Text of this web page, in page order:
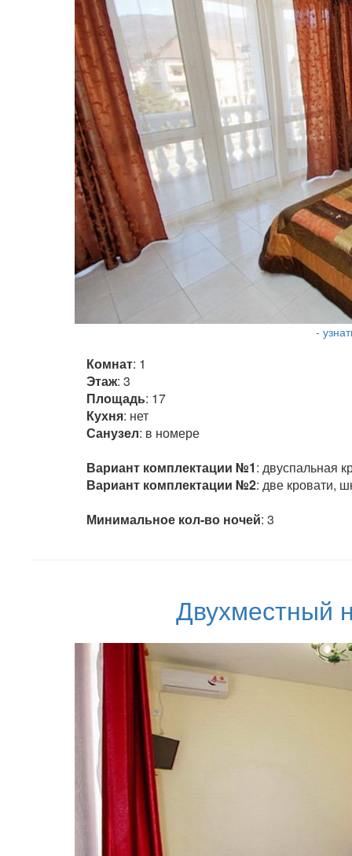
-
Комнат: 1
Этаж: 3
Площадь: 17
Кухня: нет
Санузел: в номере
Вариант комплектации №1: двуспальная
Вариант комплектации №2: две кровати,
Минимальное кол-во ночей: 3
Двухместный